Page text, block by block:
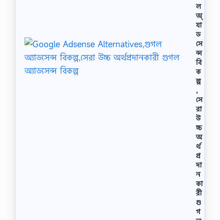
ল
অ্
যা
ড
সে
ন্স
বি
ক
ল্প
,
সে
রা
উ
চ্চ
অ
র্থ
প্র
দা
ন
কা
রী
গু
গ